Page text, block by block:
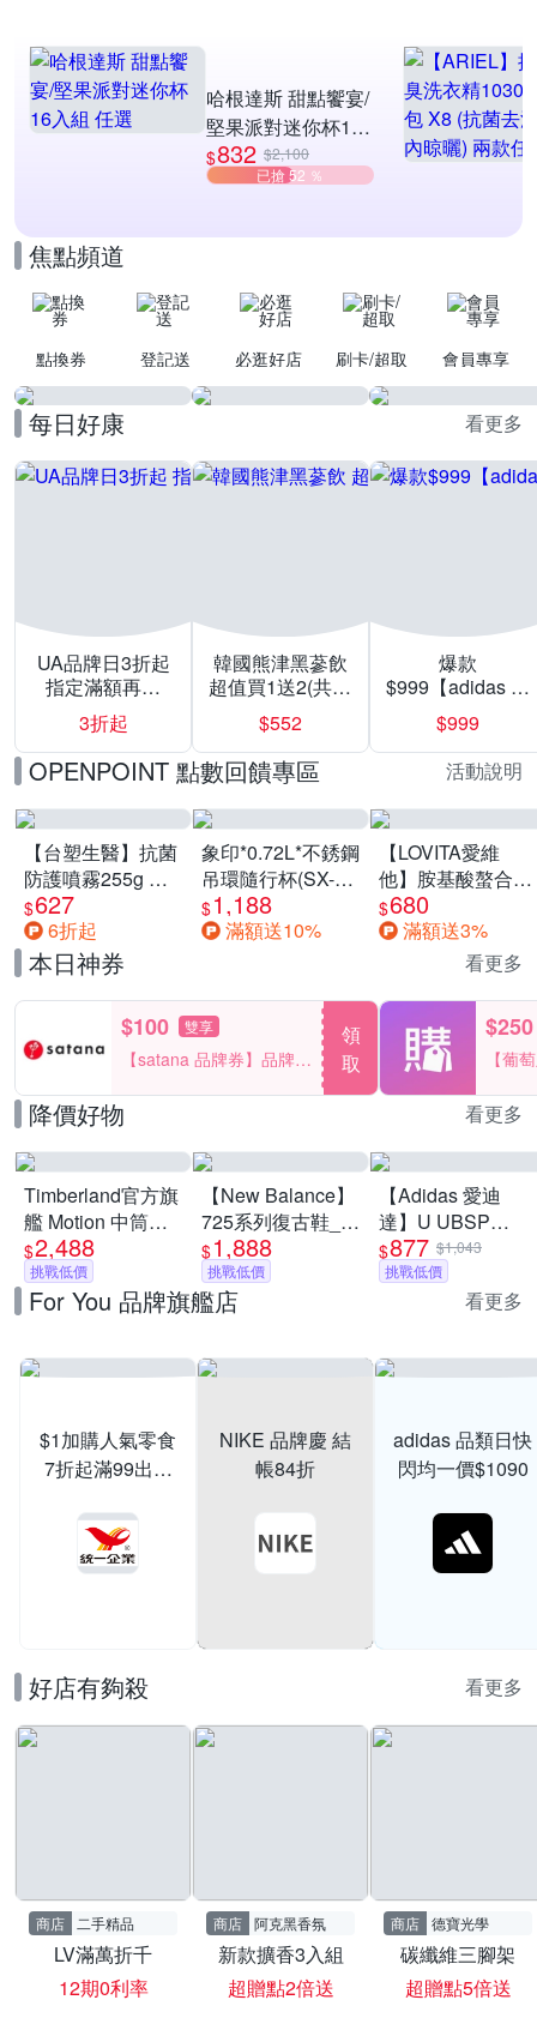
哈根達斯 甜點饗宴/
堅果派對迷你杯16
入組 任選
$832 $2,100
已搶 52 ％
焦點頻道
點換券 登記送 必逛好店 刷卡/超取 會員專享
每日好康 看更多
UA品牌日3折起
指定滿額再折
200
3折起
韓國熊津黑蔘飲
超值買1送2(共24
入組)
$552
爆款
$999【adidas 愛
迪達】男/女 精選
運動鞋休閒鞋 任
選均一價
$999
OPENPOINT 點數回饋專區 活動說明
【台塑生醫】抗菌
防護噴霧255g 三
入組
$627
6折起
象印*0.72L*不銹鋼
吊環隨行杯(SX-
LA72H)
$1,188
滿額送10%
【LOVITA愛維
他】胺基酸螯合鋅
x2瓶30mg素食錠
(鋅錠)
$680
滿額送3%
本日神券 看更多
$100 雙享
【satana 品牌券】品牌週
領
取
$250
【葡
降價好物 看更多
Timberland官方旗
艦 Motion 中筒健
行鞋 男鞋(多款任
選)
$2,488
挑戰低價
【New Balance】
725系列復古鞋_中
性_多款任選
(ML725CK/ML725P/ML725CG/
(Y購/網路獨家)
$1,888
挑戰低價
【Adidas 愛迪
達】U UBSP
CSBD BAG 斜背
包 男女 A-KR2588
$877 $1,043
挑戰低價
For You 品牌旗艦店 看更多
$1加購人氣零食
7折起滿99出貨
NIKE 品牌慶 結
帳84折
adidas 品類日快
閃均一價$1090
好店有夠殺 看更多
商店 二手精品
LV滿萬折千
12期0利率
商店 阿克黑香氛
新款擴香3入組
超贈點2倍送
商店 德寶光學
碳纖維三腳架
超贈點5倍送